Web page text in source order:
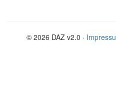
© 2026 DAZ v2.0 ·